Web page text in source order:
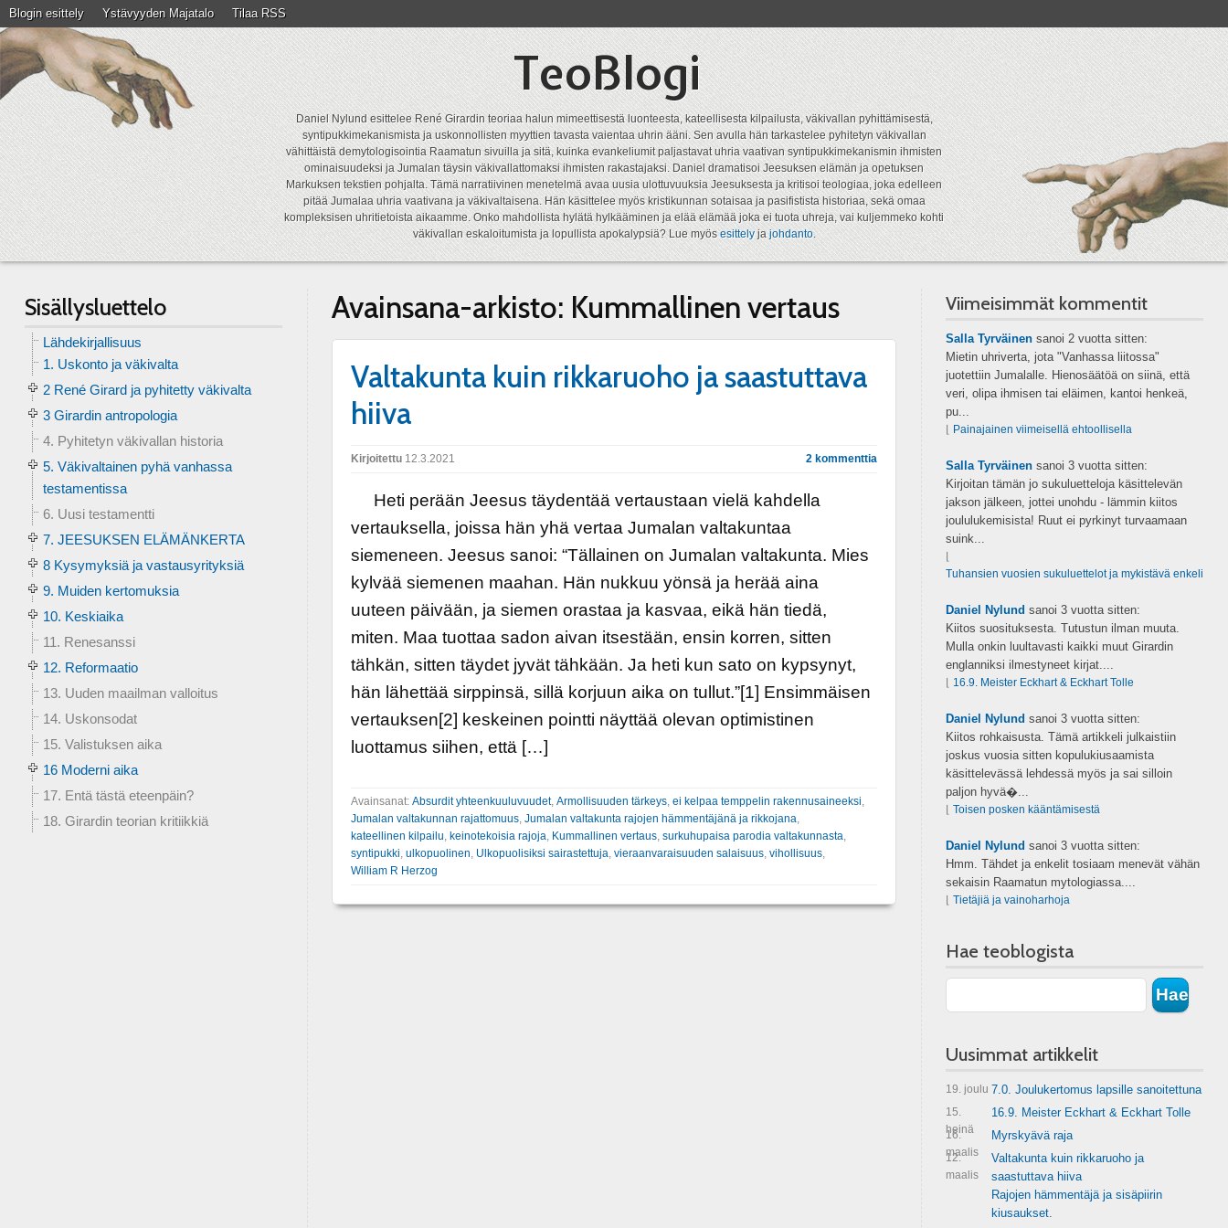
Blogin esittely Ystävyyden Majatalo Tilaa RSS
TeoBlogi
Daniel Nylund esittelee René Girardin teoriaa halun mimeettisestä luonteesta, kateellisesta kilpailusta, väkivallan pyhittämisestä,
syntipukkimekanismista ja uskonnollisten myyttien tavasta vaientaa uhrin ääni. Sen avulla hän tarkastelee pyhitetyn väkivallan
vähittäistä demytologisointia Raamatun sivuilla ja sitä, kuinka evankeliumit paljastavat uhria vaativan syntipukkimekanismin ihmisten
ominaisuudeksi ja Jumalan täysin väkivallattomaksi ihmisten rakastajaksi. Daniel dramatisoi Jeesuksen elämän ja opetuksen
Markuksen tekstien pohjalta. Tämä narratiivinen menetelmä avaa uusia ulottuvuuksia Jeesuksesta ja kritisoi teologiaa, joka edelleen
pitää Jumalaa uhria vaativana ja väkivaltaisena. Hän käsittelee myös kristikunnan sotaisaa ja pasifistista historiaa, sekä omaa
kompleksisen uhritietoista aikaamme. Onko mahdollista hylätä hylkääminen ja elää elämää joka ei tuota uhreja, vai kuljemmeko kohti
väkivallan eskaloitumista ja lopullista apokalypsiä? Lue myösesittelyjajohdanto.
Avainsana-arkisto: Kummallinen vertaus
Valtakunta kuin rikkaruoho ja saastuttava
hiiva
Kirjoitettu12.3.2021 2 kommenttia
Heti perään Jeesus täydentää vertaustaan vielä kahdella
vertauksella, joissa hän yhä vertaa Jumalan valtakuntaa
siemeneen. Jeesus sanoi: “Tällainen on Jumalan valtakunta. Mies
kylvää siemenen maahan. Hän nukkuu yönsä ja herää aina
uuteen päivään, ja siemen orastaa ja kasvaa, eikä hän tiedä,
miten. Maa tuottaa sadon aivan itsestään, ensin korren, sitten
tähkän, sitten täydet jyvät tähkään. Ja heti kun sato on kypsynyt,
hän lähettää sirppinsä, sillä korjuun aika on tullut.”[1] Ensimmäisen
vertauksen[2] keskeinen pointti näyttää olevan optimistinen
luottamus siihen, että […]
Avainsanat: Absurdit yhteenkuuluvuudet, Armollisuuden tärkeys, ei kelpaa temppelin rakennusaineeksi
Jumalan valtakunnan rajattomuus, Jumalan valtakunta rajojen hämmentäjänä ja rikkojana
kateellinen kilpailu keinotekoisia rajoja Kummallinen vertaus, surkuhupaisa parodia valtakunnasta
syntipukki ulkopuolinen Ulkopuolisiksi sairastettuja vieraanvaraisuuden salaisuus, vihollisuus,
William R Herzog
Sisällysluettelo
Lähdekirjallisuus
1. Uskonto ja väkivalta
2 René Girard ja pyhitetty väkivalta
3 Girardin antropologia
4. Pyhitetyn väkivallan historia
5. Väkivaltainen pyhä vanhassa
testamentissa
6. Uusi testamentti
7. JEESUKSEN ELÄMÄNKERTA
8 Kysymyksiä ja vastausyrityksiä
9. Muiden kertomuksia
10. Keskiaika
11. Renesanssi
12. Reformaatio
13. Uuden maailman valloitus
14. Uskonsodat
15. Valistuksen aika
16 Moderni aika
17. Entä tästä eteenpäin?
18. Girardin teorian kritiikkiä
Viimeisimmät kommentit
Salla Tyrväinensanoi 2 vuotta sitten:
Mietin uhriverta, jota "Vanhassa liitossa"
juotettiin Jumalalle. Hienosäätöä on siinä, että
veri, olipa ihmisen tai eläimen, kantoi henkeä,
pu...
Painajainen viimeisellä ehtoollisella
Salla Tyrväinensanoi 3 vuotta sitten:
Kirjoitan tämän jo sukuluetteloja käsittelevän
jakson jälkeen, jottei unohdu - lämmin kiitos
joululukemisista! Ruut ei pyrkinyt turvaamaan
suink...
Tuhansien vuosien sukuluettelot ja mykistävä enkeli
Daniel Nylund sanoi 3 vuotta sitten:
Kiitos suosituksesta. Tutustun ilman muuta.
Mulla onkin luultavasti kaikki muut Girardin
englanniksi ilmestyneet kirjat....
16.9. Meister Eckhart & Eckhart Tolle
Daniel Nylund sanoi 3 vuotta sitten:
Kiitos rohkaisusta. Tämä artikkeli julkaistiin
joskus vuosia sitten kopulukiusaamista
käsittelevässä lehdessä myös ja sai silloin
paljon hyvä�...
Toisen posken kääntämisestä
Daniel Nylund sanoi 3 vuotta sitten:
Hmm. Tähdet ja enkelit tosiaam menevät vähän
sekaisin Raamatun mytologiassa....
Tietäjiä ja vainoharhoja
Hae teoblogista
Uusimmat artikkelit
19. joulu 7.0. Joulukertomus lapsille sanoitettuna
15.
heinä
16.9. Meister Eckhart & Eckhart Tolle
16.
maalis
Myrskyävä raja
12.
maalis
Valtakunta kuin rikkaruoho ja
saastuttava hiiva
Rajojen hämmentäjä ja sisäpiirin
kiusaukset.